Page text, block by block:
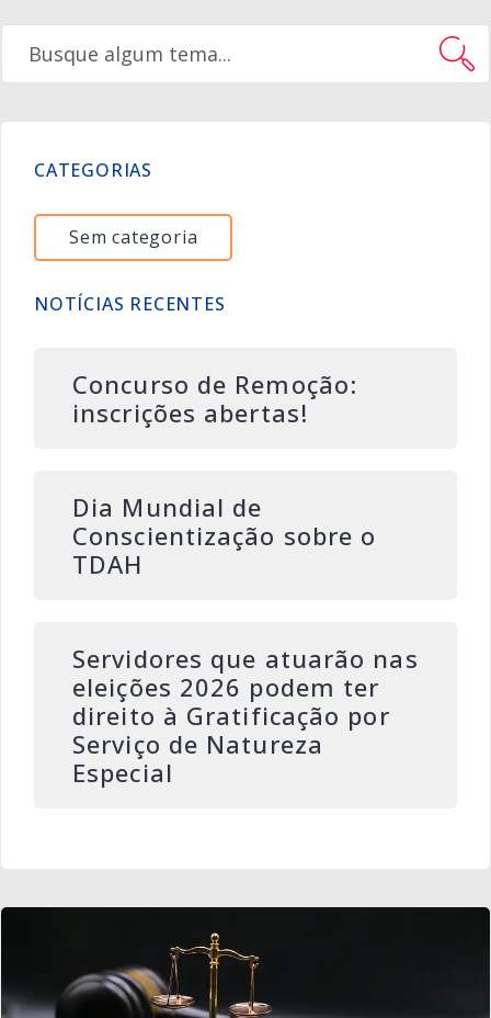
CATEGORIAS
Sem categoria
NOTÍCIAS RECENTES
Concurso de Remoção:
inscrições abertas!
Dia Mundial de
Conscientização sobre o
TDAH
Servidores que atuarão nas
eleições 2026 podem ter
direito à Gratificação por
Serviço de Natureza
Especial